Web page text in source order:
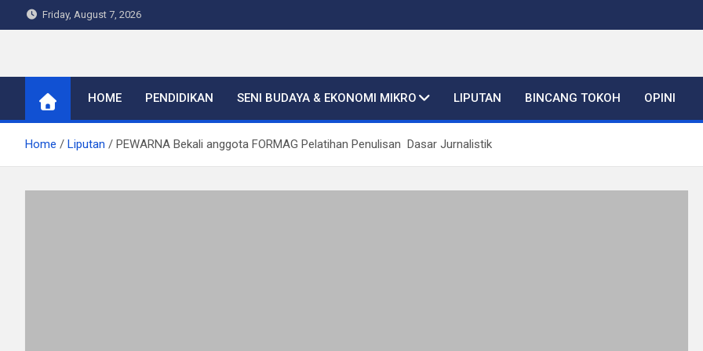
to
Friday, August 7, 2026
Warta Indo
HOME PENDIDIKAN SENI BUDAYA & EKONOMI MIKRO LIPUTAN BINCANG TOKOH OPINI
Home Liputan PEWARNA Bekali anggota FORMAG Pelatihan Penulisan Dasar Jurnalistik